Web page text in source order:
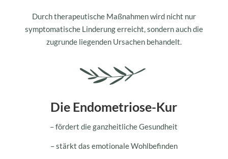
Durch therapeutische Maßnahmen wird nicht nur
symptomatische Linderung erreicht, sondern auch die
zugrunde liegenden Ursachen behandelt.
Die Endometriose-Kur
– fördert die ganzheitliche Gesundheit
– stärkt das emotionale Wohlbefinden